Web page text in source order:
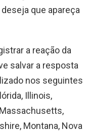
que apareça
a reação da
salvar a resposta
nos seguintes
Illinois,
Montana, Nova